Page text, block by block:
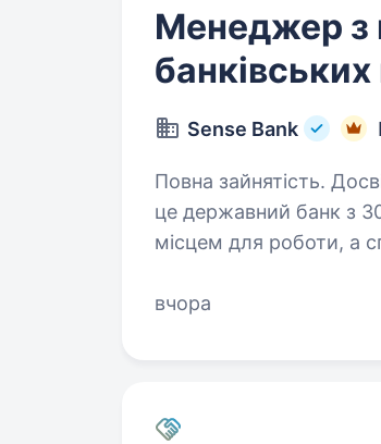
Менеджер з
Sense Bank
Повна зайнятість. Досвід
це державний банк з
місцем для роботи, а
вчора